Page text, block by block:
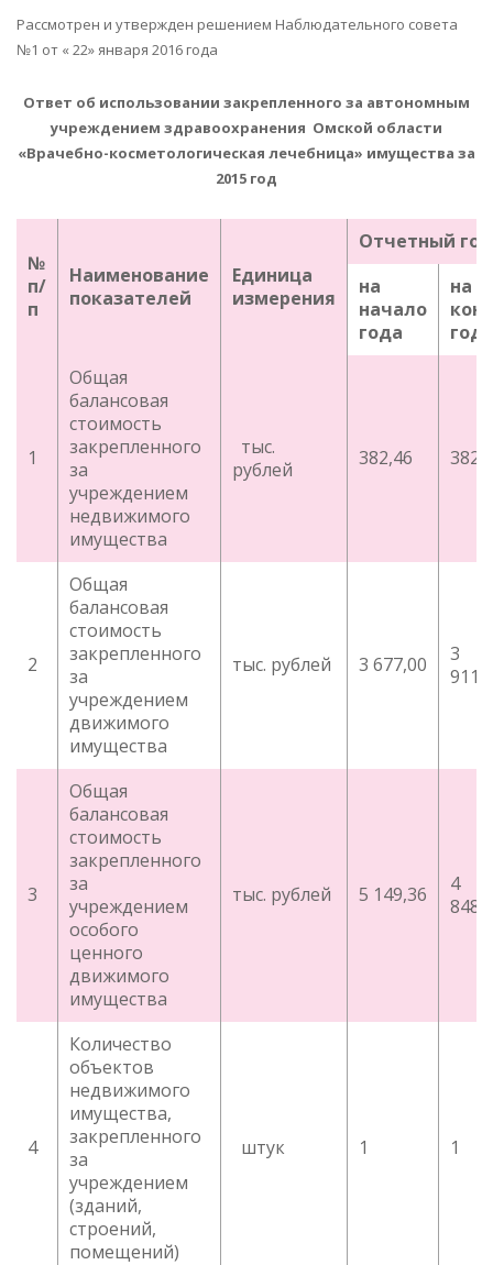
Рассмотрен и утвержден решением Наблюдательного совета
№1 от « 22» января 2016 года
Ответ об использовании закрепленного за автономным
учреждением здравоохранения Омской области
«Врачебно-косметологическая лечебница» имущества за
2015 год
№
п/
п
Наименование
показателей
Единица
измерения
Отчетный год
на
начало
года
на
года
1
Общая
балансовая
стоимость
закрепленного
за
учреждением
недвижимого
имущества
тыс.
рублей
382,46
2
Общая
балансовая
стоимость
закрепленного
за
учреждением
движимого
имущества
тыс. рублей 3 677,00
3
3
Общая
балансовая
стоимость
закрепленного
за
учреждением
особого
ценного
движимого
имущества
тыс. рублей 5 149,36
4
4
Количество
объектов
недвижимого
имущества,
закрепленного
за
учреждением
(зданий,
строений,
помещений)
штук 1 1